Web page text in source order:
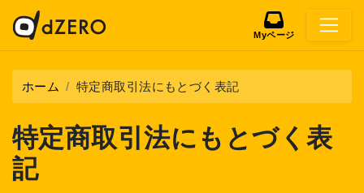
Myページ
ホーム 特定商取引法にもとづく表記
特定商取引法にもとづく表
記